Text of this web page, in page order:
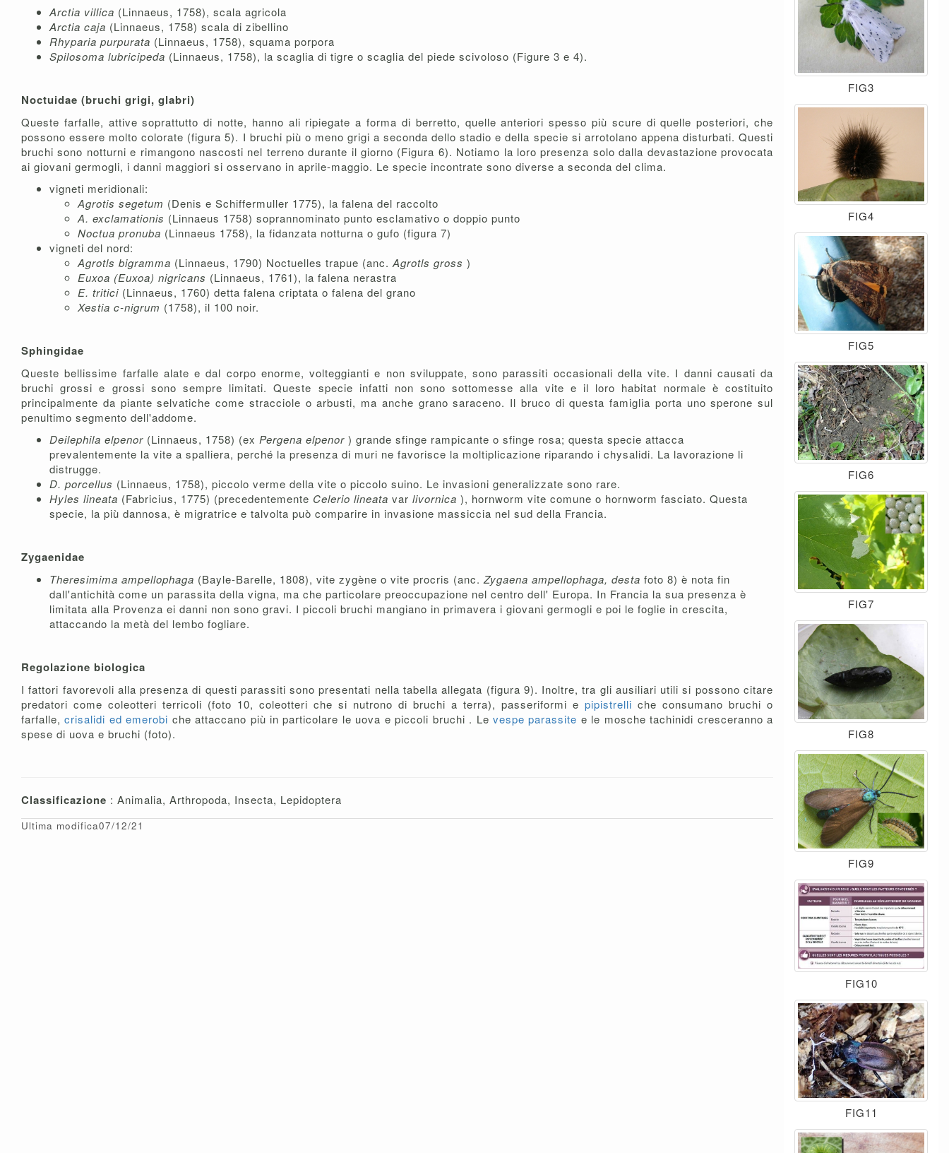
Arctia villica (Linnaeus, 1758), scala agricola
Arctia caja (Linnaeus, 1758) scala di zibellino
Rhyparia purpurata (Linnaeus, 1758), squama porpora
Spilosoma lubricipeda (Linnaeus, 1758), la scaglia di tigre o scaglia del piede scivoloso (Figure 3 e 4).
Noctuidae (bruchi grigi, glabri)
Queste farfalle, attive soprattutto di notte, hanno ali ripiegate a forma di berretto, quelle anteriori spesso più scure di quelle posteriori, che
possono essere molto colorate (figura 5). I bruchi più o meno grigi a seconda dello stadio e della specie si arrotolano appena disturbati. Questi
bruchi sono notturni e rimangono nascosti nel terreno durante il giorno (Figura 6). Notiamo la loro presenza solo dalla devastazione provocata
ai giovani germogli, i danni maggiori si osservano in aprile-maggio. Le specie incontrate sono diverse a seconda del clima.
vigneti meridionali:
Agrotis segetum (Denis e Schiffermuller 1775), la falena del raccolto
A. exclamationis (Linnaeus 1758) soprannominato punto esclamativo o doppio punto
Noctua pronuba (Linnaeus 1758), la fidanzata notturna o gufo (figura 7)
vigneti del nord:
Agrotls bigramma (Linnaeus, 1790) Noctuelles trapue (anc.Agrotls gross )
Euxoa (Euxoa) nigricans (Linnaeus, 1761), la falena nerastra
E. tritici (Linnaeus, 1760) detta falena criptata o falena del grano
Xestia c-nigrum (1758), il 100 noir.
Sphingidae
Queste bellissime farfalle alate e dal corpo enorme, volteggianti e non sviluppate, sono parassiti occasionali della vite. I danni causati da
bruchi grossi e grossi sono sempre limitati. Queste specie infatti non sono sottomesse alla vite e il loro habitat normale è costituito
principalmente da piante selvatiche come stracciole o arbusti, ma anche grano saraceno. Il bruco di questa famiglia porta uno sperone sul
penultimo segmento dell'addome.
Deilephila elpenor (Linnaeus, 1758) (ex Pergena elpenor ) grande sfinge rampicante o sfinge rosa; questa specie attacca
prevalentemente la vite a spalliera, perché la presenza di muri ne favorisce la moltiplicazione riparando i chysalidi. La lavorazione li
distrugge.
D. porcellus (Linnaeus, 1758), piccolo verme della vite o piccolo suino. Le invasioni generalizzate sono rare.
Hyles lineata (Fabricius, 1775) (precedentemente Celerio lineata var livornica ), hornworm vite comune o hornworm fasciato. Questa
specie, la più dannosa, è migratrice e talvolta può comparire in invasione massiccia nel sud della Francia.
Zygaenidae
Theresimima ampellophaga (Bayle-Barelle, 1808), vite zygène o vite procris (anc.Zygaena ampellophaga, desta foto 8) è nota fin
dall'antichità come un parassita della vigna, ma che particolare preoccupazione nel centro dell' Europa. In Francia la sua presenza è
limitata alla Provenza ei danni non sono gravi. I piccoli bruchi mangiano in primavera i giovani germogli e poi le foglie in crescita,
attaccando la metà del lembo fogliare.
Regolazione biologica
I fattori favorevoli alla presenza di questi parassiti sono presentati nella tabella allegata (figura 9). Inoltre, tra gli ausiliari utili si possono citare
predatori come coleotteri terricoli (foto 10, coleotteri che si nutrono di bruchi a terra), passeriformi e pipistrelli che consumano bruchi o
farfalle,crisalidi ed emerobi che attaccano più in particolare le uova e piccoli bruchi . Le vespe parassite e le mosche tachinidi cresceranno a
spese di uova e bruchi (foto).
Classificazione : Animalia, Arthropoda, Insecta, Lepidoptera
Ultima modifica07/12/21
FIG3
FIG4
FIG5
FIG6
FIG7
FIG8
FIG9
FIG10
FIG11